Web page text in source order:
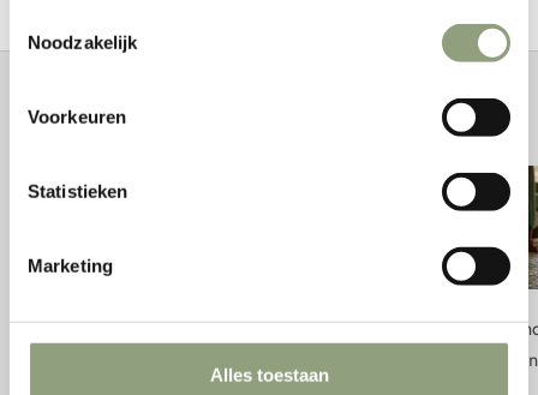
Noodzakelijk
Voorkeuren
Statistieken
Marketing
Alles toestaan
De wind krijgt er geen vat op: het technische